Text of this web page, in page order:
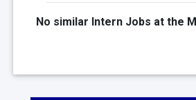
No similar Intern Jobs at the